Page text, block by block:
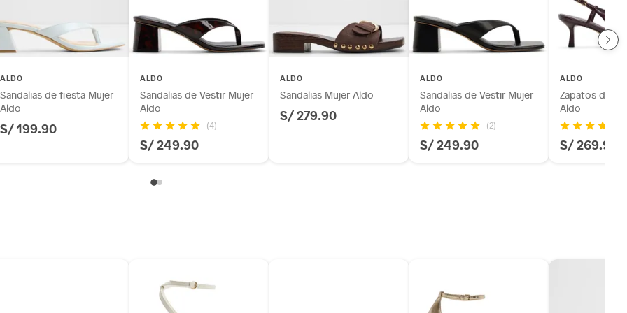
ALDO
Sandalias de fiesta Mujer
Aldo
S/ 199.90
ALDO
Sandalias de Vestir Mujer
Aldo
(4)
S/ 249.90
ALDO
Sandalias Mujer Aldo
S/ 279.90
ALDO
Sandalias de Vestir Mujer
Aldo
(2)
S/ 249.90
ALDO
Zapatos de
Aldo
S/ 269.90